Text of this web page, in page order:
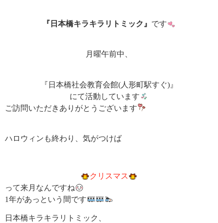
『日本橋キラキラリトミック』 です
月曜午前中、
『日本橋社会教育会館(人形町駅すぐ)』
にて活動しています
ご訪問いただきありがとうございます
ハロウィンも終わり、気がつけば
クリスマス
って来月なんですね
1年があっという間です
日本橋キラキラリトミック、